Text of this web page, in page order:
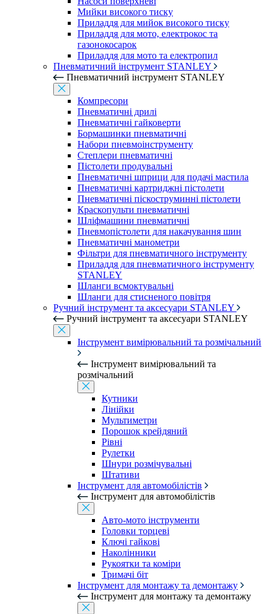
Мийки високого тиску
Приладдя для мийок високого тиску
Приладдя для мото, електрокос та
газонокосарок
Приладдя для мото та електропил
Пневматичний інструмент STANLEY
Пневматичний інструмент STANLEY
Компресори
Пневматичні дрилі
Пневматичні гайковерти
Бормашинки пневматичні
Набори пневмоінструменту
Степлери пневматичні
Пістолети продувальні
Пневматичні шприци для подачі мастила
Пневматичні картриджні пістолети
Пневматичні піскоструминні пістолети
Краскопульти пневматичні
Шліфмашини пневматичні
Пневмопістолети для накачування шин
Пневматичні манометри
Фільтри для пневматичного інструменту
Приладдя для пневматичного інструменту
STANLEY
Шланги всмоктувальні
Шланги для стисненого повітря
Ручний інструмент та аксесуари STANLEY
Ручний інструмент та аксесуари STANLEY
Інструмент вимірювальний та розмічальний
Інструмент вимірювальний та
розмічальний
Кутники
Лінійки
Мультиметри
Порошок крейдяний
Рівні
Рулетки
Шнури розмічувальні
Штативи
Інструмент для автомобілістів
Інструмент для автомобілістів
Авто-мото інструменти
Головки торцеві
Ключі гайкові
Наколінники
Рукоятки та коміри
Тримачі біт
Інструмент для монтажу та демонтажу
Інструмент для монтажу та демонтажу